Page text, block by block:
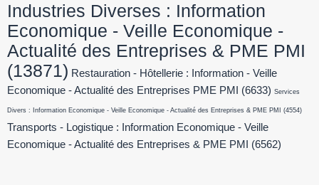
Industries Diverses : Information
Economique - Veille Economique -
Actualité des Entreprises & PME PMI
(13871) Restauration - Hôtellerie : Information - Veille
Economique - Actualité des Entreprises PME PMI
(6633) Services
Divers : Information Economique - Veille Economique - Actualité des Entreprises & PME PMI (4554)
Transports - Logistique : Information Economique - Veille
Economique - Actualité des Entreprises & PME PMI
(6562)